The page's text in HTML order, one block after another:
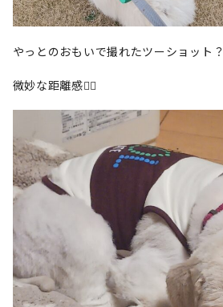
やっとのおもいで撮れたツーショット？
微妙な距離感😮‍💨